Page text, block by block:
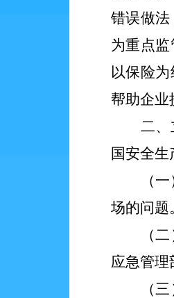
错误做
为重点
以保险
帮助企业
二、
国安全
（
场的问题
（
应急管理
（